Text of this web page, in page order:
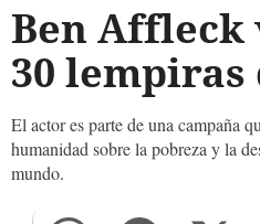
Ben
30
El actor es parte de una campaña
humanidad sobre la pobreza y la
mundo.